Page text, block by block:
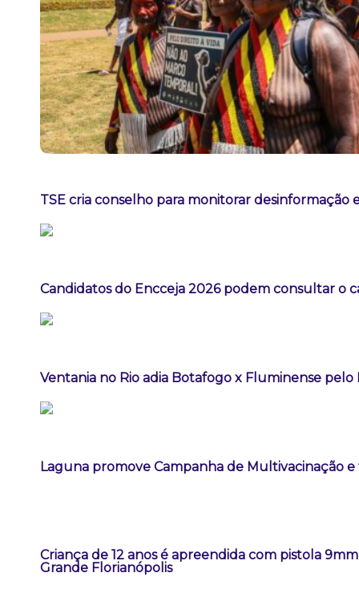
TSE cria conselho para monitorar desinformação
Candidatos do Encceja 2026 podem consultar o
Ventania no Rio adia Botafogo x Fluminense pelo
Laguna promove Campanha de Multivacinação e
Criança de 12 anos é apreendida com pistola
Grande Florianópolis